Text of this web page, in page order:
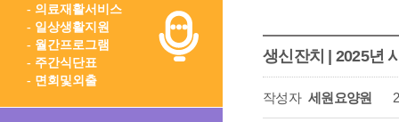
- 의료재활서비스
- 일상생활지원
- 월간프로그램
- 주간식단표
- 면회및외출
생신잔치 | 2025년
작성자 세원요양원